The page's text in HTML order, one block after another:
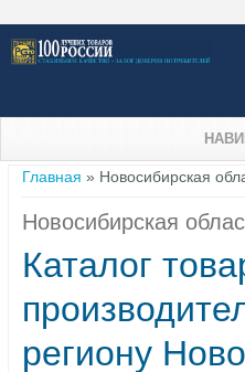
Вы здесь
Главная » Новосибирская
Новосибирская
Каталог
региону